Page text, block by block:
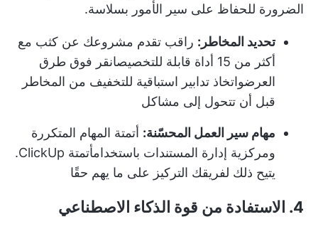
الضرورة للحفاظ على سير الأمور بسلاسة.
تحديد المخاطر: راقب تقدم مشروعك عن كثب مع
أكثر من 15 أداة قابلة للتخصيص
انقر فوق طرق
العرضواتخاذ تدابير استباقية للتخفيف من المخاطر
قبل أن تتحول إلى مشاكل
مهام سير العمل المحسّنة: أتمتة المهام المتكررة
ومركزية إدارة المستندات باستخدامأتمتة ClickUp
.
يتيح ذلك لفريقك التركيز على ما يهم حقًا
4. الاستفادة من قوة الذكاء الاصطناعي